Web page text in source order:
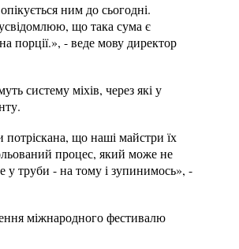
ним до сьогодні.
що така сума є
порції.», - веде мову директор
систему міхів, через які у
потріскана, що наші майстри їх
процес, який може не
у труби - на тому і зупинимось», -
міжнародного фестивалю